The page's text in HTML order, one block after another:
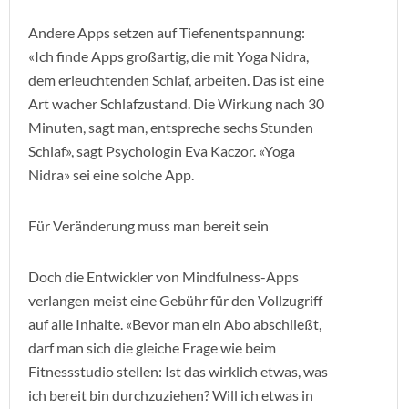
Andere Apps setzen auf Tiefenentspannung:
«Ich finde Apps großartig, die mit Yoga Nidra,
dem erleuchtenden Schlaf, arbeiten. Das ist eine
Art wacher Schlafzustand. Die Wirkung nach 30
Minuten, sagt man, entspreche sechs Stunden
Schlaf», sagt Psychologin Eva Kaczor. «Yoga
Nidra» sei eine solche App.
Für Veränderung muss man bereit sein
Doch die Entwickler von Mindfulness-Apps
verlangen meist eine Gebühr für den Vollzugriff
auf alle Inhalte. «Bevor man ein Abo abschließt,
darf man sich die gleiche Frage wie beim
Fitnessstudio stellen: Ist das wirklich etwas, was
ich bereit bin durchzuziehen? Will ich etwas in